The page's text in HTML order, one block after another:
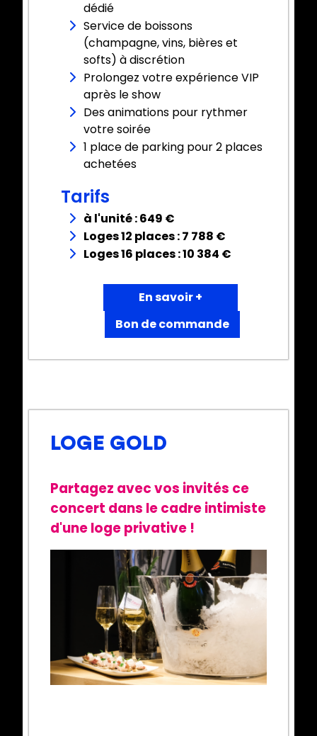
dédié
Service de boissons
(champagne, vins, bières et
softs) à discrétion
Prolongez votre expérience VIP
après le show
Des animations pour rythmer
votre soirée
1 place de parking pour 2 places
achetées
Tarifs
à l'unité : 649 €
Loges 12 places : 7 788 €
Loges 16 places : 10 384 €
En savoir +
Bon de commande
Partagez avec vos invités ce
concert dans le cadre intimiste
d'une loge privative !